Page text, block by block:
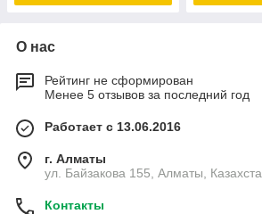
О нас
Рейтинг не сформирован
Менее 5 отзывов за последний год
Работает с 13.06.2016
г. Алматы
ул. Байзакова 155, Алматы,
Контакты